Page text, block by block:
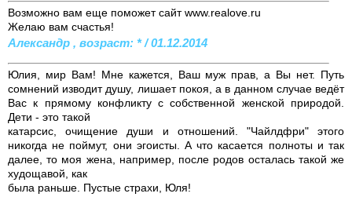
Возможно вам еще поможет сайт www.realove.ru
Желаю вам счастья!
Александр , возраст: * / 01.12.2014
Юлия, мир Вам! Мне кажется, Ваш муж прав, а Вы нет. Путь
сомнений изводит душу, лишает покоя, а в данном случае ведёт
Вас к прямому конфликту с собственной женской природой.
Дети - это такой
катарсис, очищение души и отношений. "Чайлдфри" этого
никогда не поймут, они эгоисты. А что касается полноты и так
далее, то моя жена, например, после родов осталась такой же
худощавой, как
была раньше. Пустые страхи, Юля!